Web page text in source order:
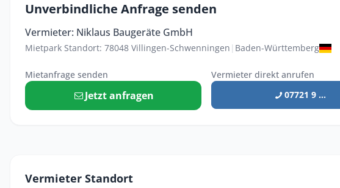
Unverbindliche Anfrage senden
Vermieter: Niklaus Baugeräte GmbH
Mietpark Standort: 78048 Villingen-Schwenningen | Baden-Württemberg
Mietanfrage senden
Jetzt anfragen
Vermieter direkt anrufen
07721 9 ...
Vermieter Standort